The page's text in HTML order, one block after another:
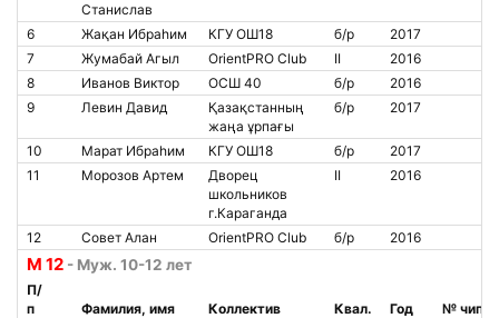
Станислав
6 Жақан Ибраһим КГУ ОШ18 б/р
2017
7
Жумабай Агыл OrientPRO Club II
2016
8
Иванов Виктор ОСШ 40 б/р
2016
9
Левин Давид
Қазақстанның
жаңа ұрпағы
б/р 2017
10 Марат Ибраһим КГУ ОШ18 б/р
2017
11
Морозов Артем
Дворец
школьников
г.Караганда
II 2016
12 Совет Алан OrientPRO Club б/р 2016
М 12 - Муж. 10-12 лет
П/
п
Фамилия, имя Коллектив Квал. Год
№ чипа